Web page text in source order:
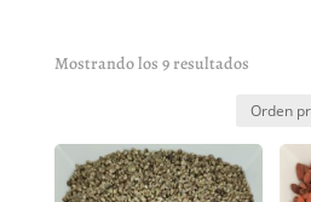
Mostrando los 9 resultados